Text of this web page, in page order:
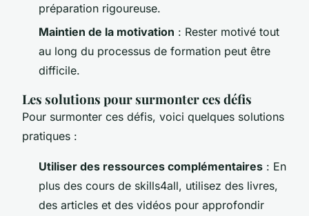
préparation rigoureuse.
Maintien de la motivation : Rester motivé tout
au long du processus de formation peut être
difficile.
Les solutions pour surmonter ces défis
Pour surmonter ces défis, voici quelques solutions
pratiques :
Utiliser des ressources complémentaires : En
plus des cours de skills4all, utilisez des livres,
des articles et des vidéos pour approfondir